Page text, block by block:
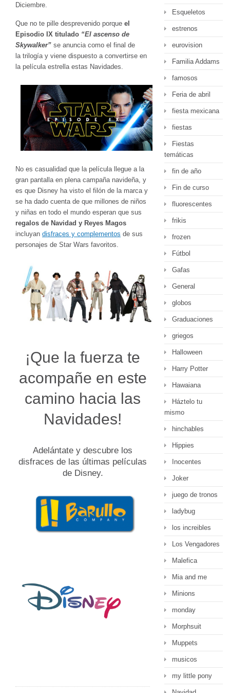
Diciembre.
Que no te pille desprevenido porque el
Episodio IX titulado “El ascenso de
Skywalker” se anuncia como el final de
la trilogía y viene dispuesto a convertirse en
la película estrella estas Navidades.
No es casualidad que la película llegue a la
gran pantalla en plena campaña navideña, y
es que Disney ha visto el filón de la marca y
se ha dado cuenta de que millones de niños
y niñas en todo el mundo esperan que sus
regalos de Navidad y Reyes Magos
incluyan disfraces y complementos de sus
personajes de Star Wars favoritos.
¡Que la fuerza te
acompañe en este
camino hacia las
Navidades!
Adelántate y descubre los
disfraces de las últimas películas
de Disney.
Esqueletos
estrenos
eurovision
Familia Addams
famosos
Feria de abril
fiesta mexicana
fiestas
Fiestas
temáticas
fin de año
Fin de curso
fluorescentes
frikis
frozen
Fútbol
Gafas
General
globos
Graduaciones
griegos
Halloween
Harry Potter
Hawaiana
Háztelo tu
mismo
hinchables
Hippies
Inocentes
Joker
juego de tronos
ladybug
los increibles
Los Vengadores
Malefica
Mia and me
Minions
monday
Morphsuit
Muppets
musicos
my little pony